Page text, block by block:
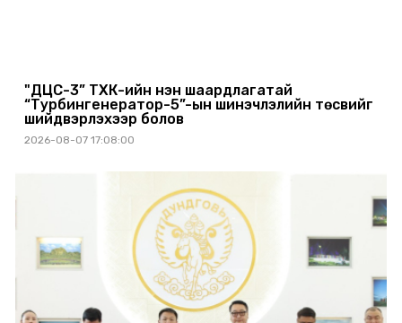
"ДЦС-3” ТӨХК-ийн нэн шаардлагатай
“Турбингенератор-5”-ын шинэчлэлийн төсвийг
шийдвэрлэхээр болов
2026-08-07 17:08:00